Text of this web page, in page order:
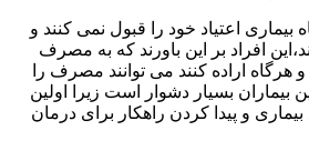
بیماری اعتیاد خود را قبول نمی کنند و
افراد بر این باورند که به مصرف
هرگاه اراده کنند می توانند مصرف را
بیماران بسیار دشوار است زیرا اولین
و پیدا کردن راهکار برای درمان